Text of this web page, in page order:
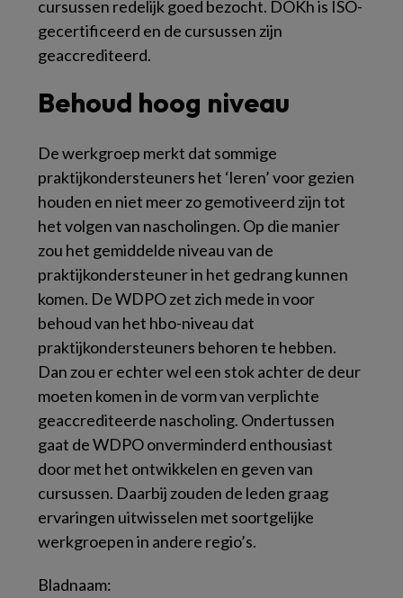
cursussen redelijk goed bezocht. DOKh is ISO-
gecertificeerd en de cursussen zijn
geaccrediteerd.
Behoud hoog niveau
De werkgroep merkt dat sommige
praktijkondersteuners het ‘leren’ voor gezien
houden en niet meer zo gemotiveerd zijn tot
het volgen van nascholingen. Op die manier
zou het gemiddelde niveau van de
praktijkondersteuner in het gedrang kunnen
komen. De WDPO zet zich mede in voor
behoud van het hbo-niveau dat
praktijkondersteuners behoren te hebben.
Dan zou er echter wel een stok achter de deur
moeten komen in de vorm van verplichte
geaccrediteerde nascholing. Ondertussen
gaat de WDPO onverminderd enthousiast
door met het ontwikkelen en geven van
cursussen. Daarbij zouden de leden graag
ervaringen uitwisselen met soortgelijke
werkgroepen in andere regio’s.
Bladnaam: